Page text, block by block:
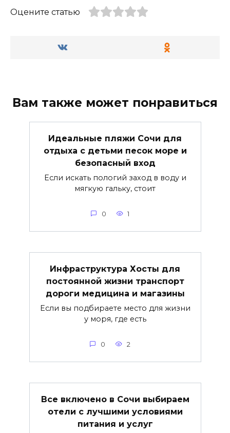
Оцените статью
Вам также может понравиться
Идеальные пляжи Сочи для
отдыха с детьми песок море и
безопасный вход
Если искать пологий заход в воду и
мягкую гальку, стоит
0 1
Инфраструктура Хосты для
постоянной жизни транспорт
дороги медицина и магазины
Если вы подбираете место для жизни
у моря, где есть
0 2
Все включено в Сочи выбираем
отели с лучшими условиями
питания и услуг